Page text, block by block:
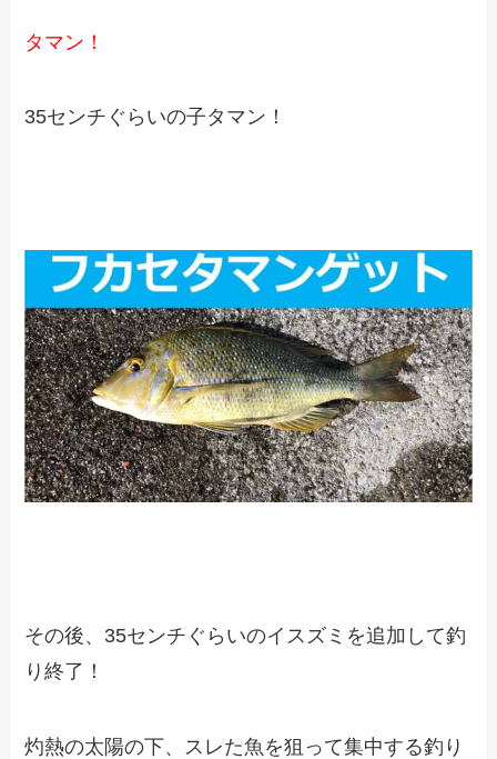
タマン！
35センチぐらいの子タマン！
その後、35センチぐらいのイスズミを追加して釣
り終了！
灼熱の太陽の下、スレた魚を狙って集中する釣り